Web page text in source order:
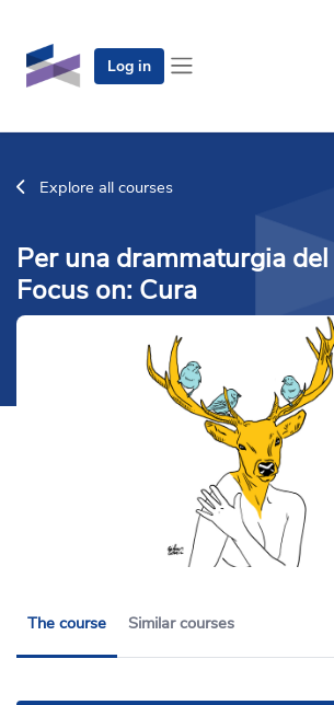
Log in
Explore all courses
Per una drammaturgia
Focus on: Cura
The course Similar courses